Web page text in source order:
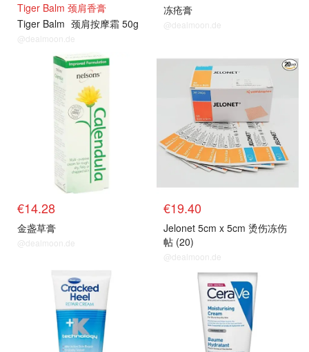
Tiger Balm 颈肩香膏
Tiger Balm 颈肩按摩霜 50g
@dealmoon.de
冻疮膏
@dealmoon.de
€14.28
金盏草膏
@dealmoon.de
€19.40
Jelonet 5cm x 5cm 烫伤冻伤
帖 (20)
@dealmoon.de